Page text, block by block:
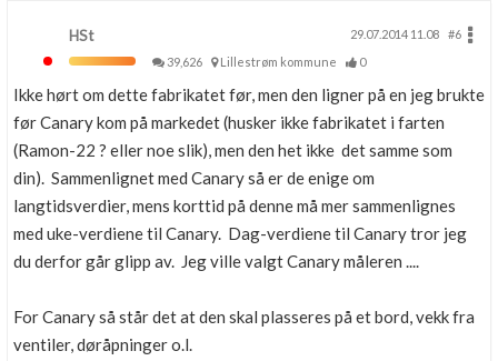
HSt 29.07.2014 11.08
#6
39,626
Lillestrøm kommune 0
Ikke hørt om dette fabrikatet før, men den ligner på en jeg brukte
før Canary kom på markedet (husker ikke fabrikatet i farten
(Ramon-22 ? eller noe slik), men den het ikke det samme som
din). Sammenlignet med Canary så er de enige om
langtidsverdier, mens korttid på denne må mer sammenlignes
med uke-verdiene til Canary. Dag-verdiene til Canary tror jeg
du derfor går glipp av. Jeg ville valgt Canary måleren ....
For Canary så står det at den skal plasseres på et bord, vekk fra
ventiler, døråpninger o.l.